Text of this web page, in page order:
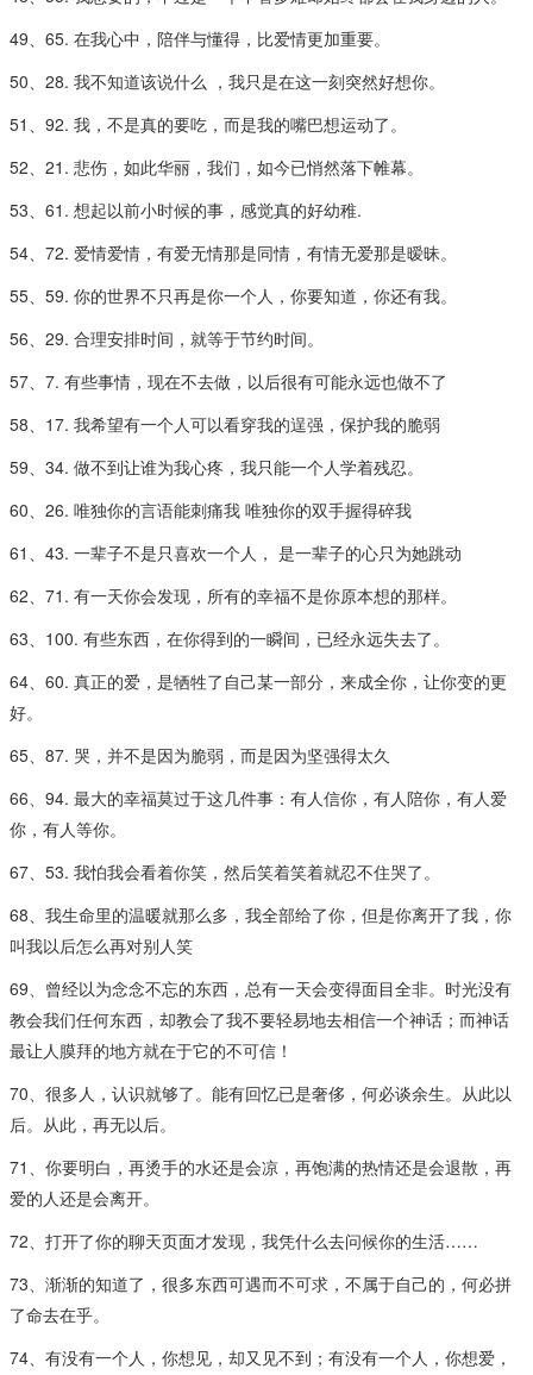
49、65. 在我心中，陪伴与懂得，比爱情更加重要。
50、28. 我不知道该说什么 ，我只是在这一刻突然好想你。
51、92. 我，不是真的要吃，而是我的嘴巴想运动了。
52、21. 悲伤，如此华丽，我们，如今已悄然落下帷幕。
53、61. 想起以前小时候的事，感觉真的好幼稚.
54、72. 爱情爱情，有爱无情那是同情，有情无爱那是暧昧。
55、59. 你的世界不只再是你一个人，你要知道，你还有我。
56、29. 合理安排时间，就等于节约时间。
57、7. 有些事情，现在不去做，以后很有可能永远也做不了
58、17. 我希望有一个人可以看穿我的逞强，保护我的脆弱
59、34. 做不到让谁为我心疼，我只能一个人学着残忍。
60、26. 唯独你的言语能刺痛我 唯独你的双手握得碎我
61、43. 一辈子不是只喜欢一个人， 是一辈子的心只为她跳动
62、71. 有一天你会发现，所有的幸福不是你原本想的那样。
63、100. 有些东西，在你得到的一瞬间，已经永远失去了。
64、60. 真正的爱，是牺牲了自己某一部分，来成全你，让你变的更
好。
65、87. 哭，并不是因为脆弱，而是因为坚强得太久
66、94. 最大的幸福莫过于这几件事：有人信你，有人陪你，有人爱
你，有人等你。
67、53. 我怕我会看着你笑，然后笑着笑着就忍不住哭了。
68、我生命里的温暖就那么多，我全部给了你，但是你离开了我，你
叫我以后怎么再对别人笑
69、曾经以为念念不忘的东西，总有一天会变得面目全非。时光没有
教会我们任何东西，却教会了我不要轻易地去相信一个神话；而神话
最让人膜拜的地方就在于它的不可信！
70、很多人，认识就够了。能有回忆已是奢侈，何必谈余生。从此以
后。从此，再无以后。
71、你要明白，再烫手的水还是会凉，再饱满的热情还是会退散，再
爱的人还是会离开。
72、打开了你的聊天页面才发现，我凭什么去问候你的生活……
73、渐渐的知道了，很多东西可遇而不可求，不属于自己的，何必拼
了命去在乎。
74、有没有一个人，你想见，却又见不到；有没有一个人，你想爱，